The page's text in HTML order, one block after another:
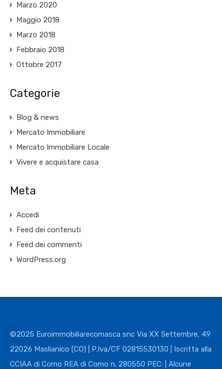
Marzo 2020
Maggio 2018
Marzo 2018
Febbraio 2018
Ottobre 2017
Categorie
Blog & news
Mercato Immobiliare
Mercato Immobiliare Locale
Vivere e acquistare casa
Meta
Accedi
Feed dei contenuti
Feed dei commenti
WordPress.org
©2025 Euroimmobiliarecomasca snc Via XX Settembre, 49
22026 Maslianico (CO) | P.Iva/CF 02815530130 | Iscritta alla
CCIAA di Como REA di Como n. 280550 PEC: | Alcune